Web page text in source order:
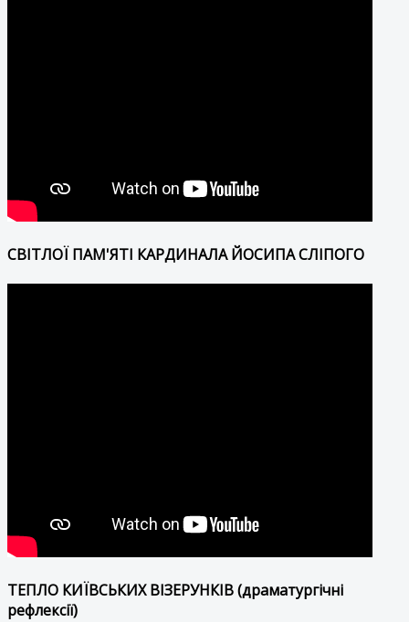
СВІТЛОЇ ПАМ'ЯТІ КАРДИНАЛА ЙОСИПА СЛІПОГО
ТЕПЛО КИЇВСЬКИХ ВІЗЕРУНКІВ (драматургічні
рефлексії)